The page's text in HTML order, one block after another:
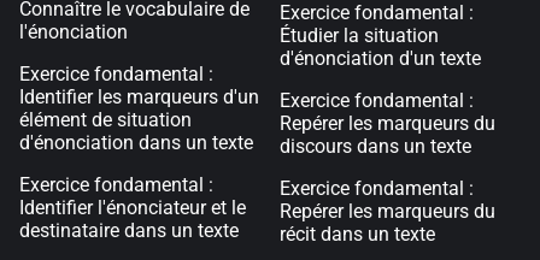
Connaître le vocabulaire de
l'énonciation
Exercice fondamental :
Identifier les marqueurs d'un
élément de situation
d'énonciation dans un texte
Exercice fondamental :
Identifier l'énonciateur et le
destinataire dans un texte
Exercice fondamental :
Étudier la situation
d'énonciation d'un texte
Exercice fondamental :
Repérer les marqueurs du
discours dans un texte
Exercice fondamental :
Repérer les marqueurs du
récit dans un texte